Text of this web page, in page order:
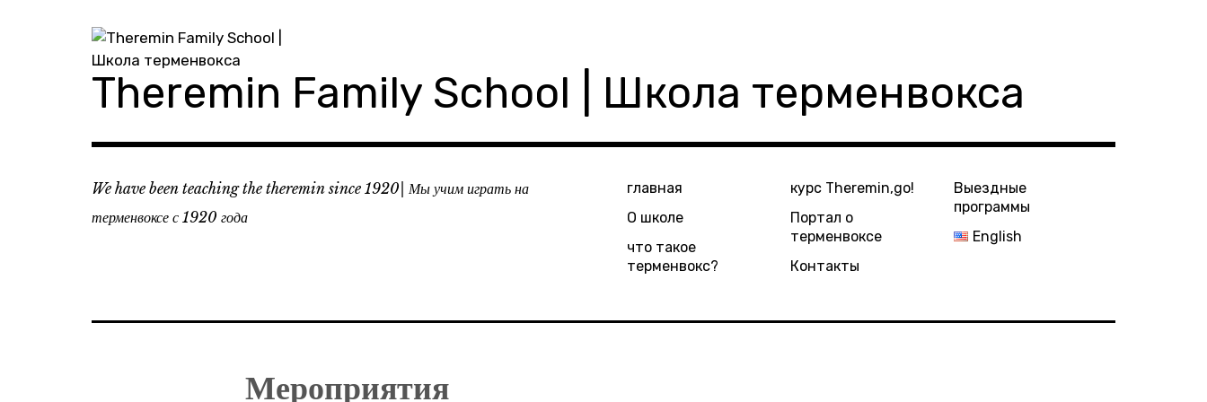
Theremin Family School | Школа терменвокса
We have been teaching the theremin since 1920| Мы учим играть на
терменвоксе с 1920 года
главная
О школе
что такое
терменвокс?
курс Theremin,go!
Портал о
терменвоксе
Контакты
Выездные
программы
English
Мероприятия